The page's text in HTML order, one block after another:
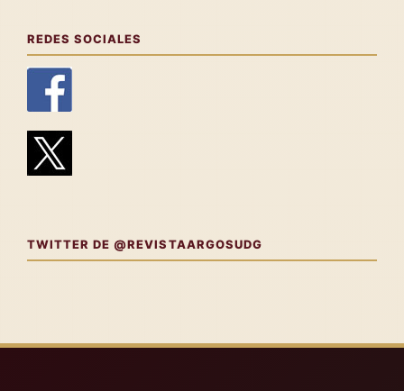
REDES SOCIALES
TWITTER DE @REVISTAARGOSUDG